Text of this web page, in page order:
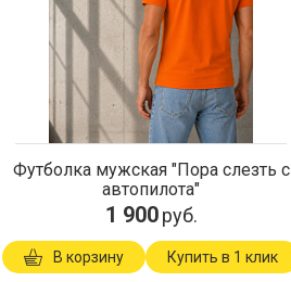
Футболка мужская "Пора слезть с
автопилота"
1 900 руб.
В корзину Купить в 1 клик